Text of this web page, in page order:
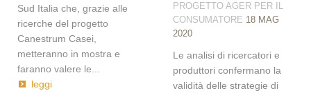
Sud Italia che, grazie alle
ricerche del progetto
Canestrum Casei,
metteranno in mostra e
faranno valere le...
leggi
PROGETTO AGER PER IL
CONSUMATORE 18 MAG
2020
Le analisi di ricercatori e
produttori confermano la
validità delle strategie di